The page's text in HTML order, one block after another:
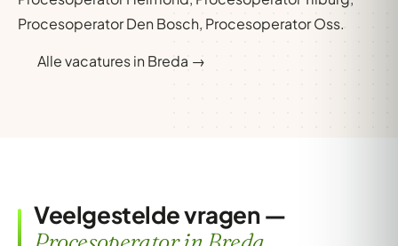
Procesoperator Den Bosch, Procesoperator Oss.
Alle vacatures in Breda →
Veelgestelde vragen —